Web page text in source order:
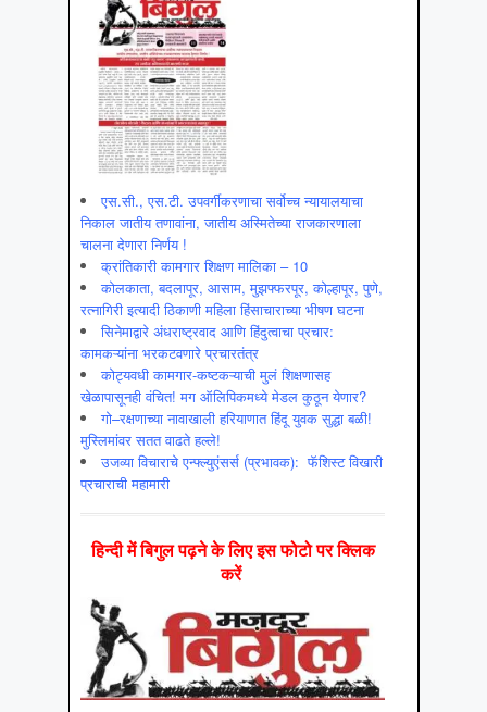
एस.सी., एस.टी. उपवर्गीकरणाचा सर्वोच्च न्यायालयाचा
निकाल जातीय तणावांना, जातीय अस्मितेच्या राजकारणाला
चालना देणारा निर्णय !
क्रांतिकारी कामगार शिक्षण मालिका – 10
कोलकाता, बदलापूर, आसाम, मुझफ्फरपूर, कोल्हापूर, पुणे,
रत्नागिरी इत्यादी ठिकाणी महिला हिंसाचाराच्या भीषण घटना
सिनेमाद्वारे अंधराष्ट्रवाद आणि हिंदुत्वाचा प्रचार:
कामकऱ्यांना भरकटवणारे प्रचारतंत्र
कोट्यवधी कामगार-कष्टकऱ्याची मुलं शिक्षणासह
खेळापासूनही वंचित! मग ऑलिपिकमध्ये मेडल कुठून येणार?
गो–रक्षणाच्या नावाखाली हरियाणात हिंदू युवक सुद्धा बळी!
मुस्लिमांवर सतत वाढते हल्ले!
उजव्या विचाराचे एन्फ्ल्युएंसर्स (प्रभावक): फॅशिस्ट विखारी
प्रचाराची महामारी
हिन्‍दी में बिगुल पढ़ने के लिए इस फोटो पर क्लिक
करें